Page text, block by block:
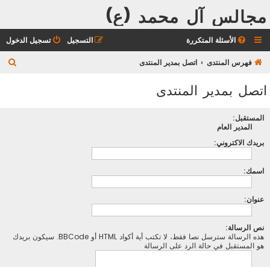
مجالس آل محمد (ع)
الأسئلة المتكررة تسجيل الدخول التسجيل
فهرس المنتدى اتصل بمدير المنتدى
اتصل بمدير المنتدى
المستقبل:
المدير العام
بريدك الاكتروني:
اسمك:
عنوان:
نص الرسالة:
هذه الرسالة سترسل نصا فقط، لا تكتب أية أكواد HTML أو BBCode. سيكون بريدك
هو المستقبل في حالة الرد على الرسالة